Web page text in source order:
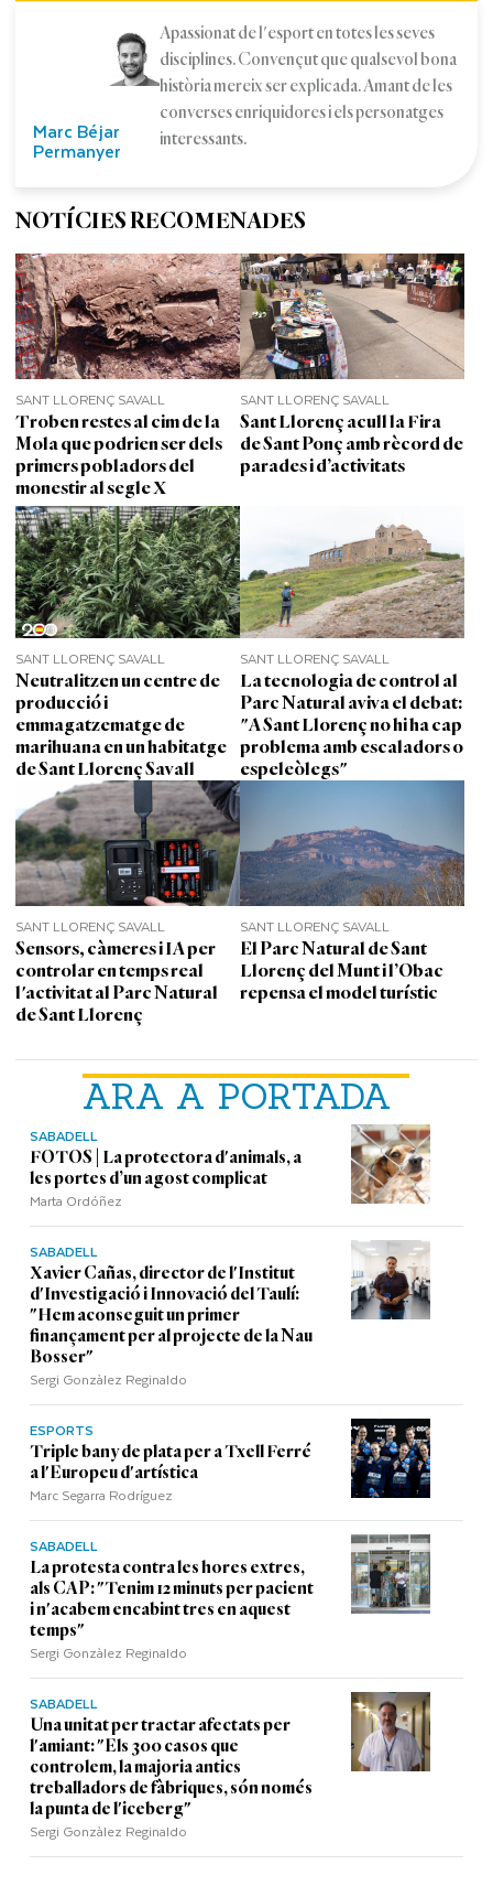
ARA A PORTADA
SABADELL
FOTOS | La protectora d'animals, a
les portes d’un agost complicat
Marta Ordóñez
SABADELL
Xavier Cañas, director de l'Institut
d'Investigació i Innovació del Taulí:
"Hem aconseguit un primer
finançament per al projecte de la Nau
Bosser"
Sergi Gonzàlez Reginaldo
ESPORTS
Triple bany de plata per a Txell Ferré
a l'Europeu d'artística
Marc Segarra Rodríguez
SABADELL
La protesta contra les hores extres,
als CAP: "Tenim 12 minuts per pacient
i n'acabem encabint tres en aquest
temps"
Sergi Gonzàlez Reginaldo
SABADELL
Una unitat per tractar afectats per
l'amiant: "Els 300 casos que
controlem, la majoria antics
treballadors de fàbriques, són només
la punta de l'iceberg"
Sergi Gonzàlez Reginaldo
Marc Béjar
Permanyer
Apassionat de l'esport en totes les seves
disciplines. Convençut que qualsevol bona
història mereix ser explicada. Amant de les
converses enriquidores i els personatges
interessants.
NOTÍCIES RECOMENADES
SANT LLORENÇ SAVALL
Troben restes al cim de la
Mola que podrien ser dels
primers pobladors del
monestir al segle X
SANT LLORENÇ SAVALL
Sant Llorenç acull la Fira
de Sant Ponç amb rècord de
parades i d’activitats
SANT LLORENÇ SAVALL
Neutralitzen un centre de
producció i
emmagatzematge de
marihuana en un habitatge
de Sant Llorenç Savall
SANT LLORENÇ SAVALL
La tecnologia de control al
Parc Natural aviva el debat:
"A Sant Llorenç no hi ha cap
problema amb escaladors o
espeleòlegs"
SANT LLORENÇ SAVALL
Sensors, càmeres i IA per
controlar en temps real
l'activitat al Parc Natural
de Sant Llorenç
SANT LLORENÇ SAVALL
El Parc Natural de Sant
Llorenç del Munt i l’Obac
repensa el model turístic